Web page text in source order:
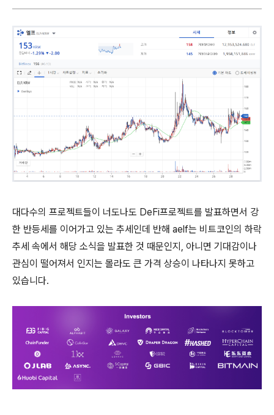
대다수의 프로젝트들이 너도나도 DeFi프로젝트를 발표하면서 강
한 반등세를 이어가고 있는 추세인데 반해 aelf는 비트코인의 하락
추세 속에서 해당 소식을 발표한 것 때문인지, 아니면 기대감이나
관심이 떨어져서 인지는 몰라도 큰 가격 상승이 나타나지 못하고
있습니다.